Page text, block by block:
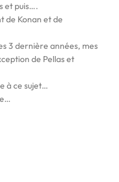
et puis….
de Konan et de
3 dernière années, mes
de Pellas et
à ce sujet…